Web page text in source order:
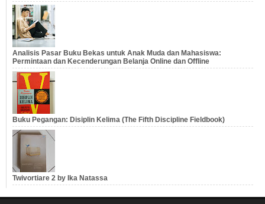
Analisis Pasar Buku Bekas untuk Anak Muda dan Mahasiswa:
Permintaan dan Kecenderungan Belanja Online dan Offline
Buku Pegangan: Disiplin Kelima (The Fifth Discipline Fieldbook)
Twivortiare 2 by Ika Natassa